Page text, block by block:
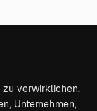
zu verwirklichen.
Unternehmen,